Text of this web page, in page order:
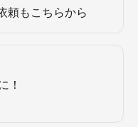
頼もこちらから
！